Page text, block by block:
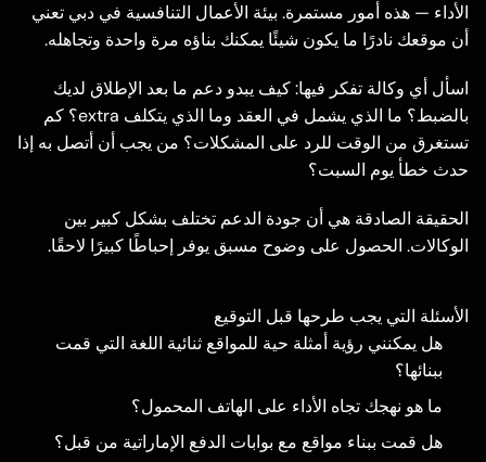
الأداء — هذه أمور مستمرة. بيئة الأعمال التنافسية في دبي تعني
أن موقعك نادرًا ما يكون شيئًا يمكنك بناؤه مرة واحدة وتجاهله.
اسأل أي وكالة تفكر فيها: كيف يبدو دعم ما بعد الإطلاق لديك
بالضبط؟ ما الذي يشمل في العقد وما الذي يتكلف extra؟ كم
تستغرق من الوقت للرد على المشكلات؟ من يجب أن أتصل به إذا
حدث خطأ يوم السبت؟
الحقيقة الصادقة هي أن جودة الدعم تختلف بشكل كبير بين
الوكالات. الحصول على وضوح مسبق يوفر إحباطًا كبيرًا لاحقًا.
الأسئلة التي يجب طرحها قبل التوقيع
هل يمكنني رؤية أمثلة حية للمواقع ثنائية اللغة التي قمت
ببنائها؟
ما هو نهجك تجاه الأداء على الهاتف المحمول؟
هل قمت ببناء مواقع مع بوابات الدفع الإماراتية من قبل؟